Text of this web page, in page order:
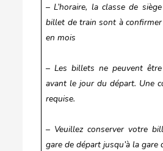
– L’horaire, la classe de
billet de train sont à confirmer
en mois
– Les billets ne peuvent
avant le jour du départ. Une
requise.
– Veuillez conserver votre
gare de départ jusqu’à la gare